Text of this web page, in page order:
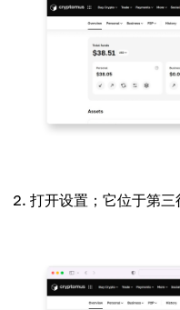
打开设置；它位于第三